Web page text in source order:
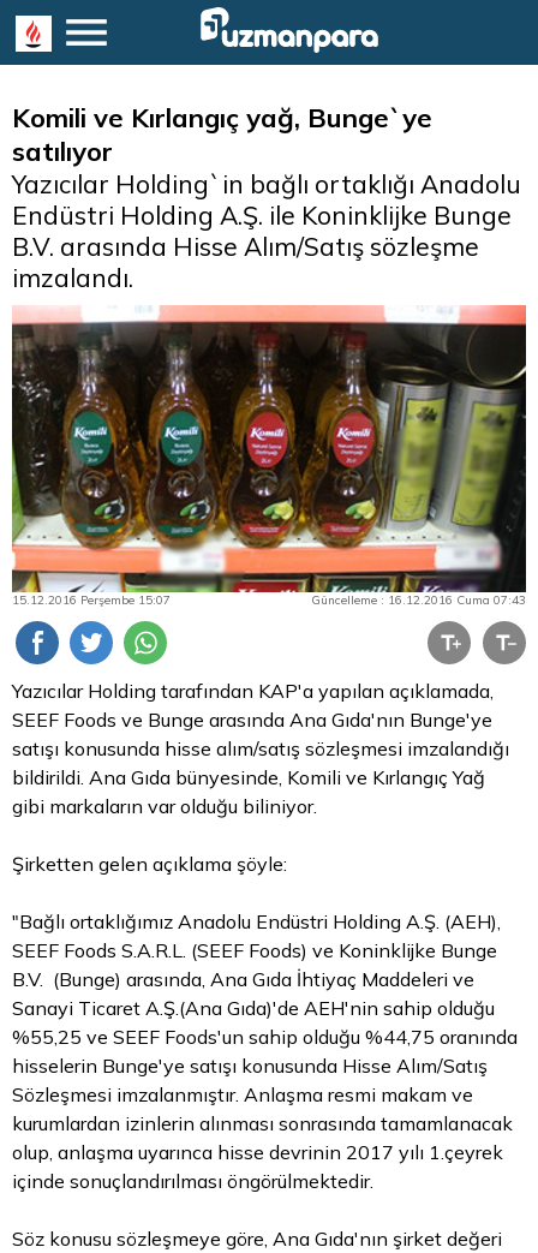
Komili ve Kırlangıç yağ, Bunge`ye
satılıyor
Yazıcılar Holding`in bağlı ortaklığı Anadolu
Endüstri Holding A.Ş. ile Koninklijke Bunge
B.V. arasında Hisse Alım/Satış sözleşme
imzalandı.
15.12.2016 Perşembe 15:07 Güncelleme : 16.12.2016 Cuma 07:43
Yazıcılar Holding tarafından KAP'a yapılan açıklamada,
SEEF Foods ve Bunge arasında Ana Gıda'nın Bunge'ye
satışı konusunda hisse alım/satış sözleşmesi imzalandığı
bildirildi. Ana Gıda bünyesinde, Komili ve Kırlangıç Yağ
gibi markaların var olduğu biliniyor.
Şirketten gelen açıklama şöyle:
"Bağlı ortaklığımız Anadolu Endüstri Holding A.Ş. (AEH),
SEEF Foods S.A.R.L. (SEEF Foods) ve Koninklijke Bunge
B.V. (Bunge) arasında, Ana Gıda İhtiyaç Maddeleri ve
Sanayi Ticaret A.Ş.(Ana Gıda)'de AEH'nin sahip olduğu
%55,25 ve SEEF Foods'un sahip olduğu %44,75 oranında
hisselerin Bunge'ye satışı konusunda Hisse Alım/Satış
Sözleşmesi imzalanmıştır. Anlaşma resmi makam ve
kurumlardan izinlerin alınması sonrasında tamamlanacak
olup, anlaşma uyarınca hisse devrinin 2017 yılı 1.çeyrek
içinde sonuçlandırılması öngörülmektedir.
Söz konusu sözleşmeye göre, Ana Gıda'nın şirket değeri